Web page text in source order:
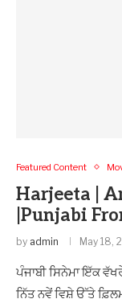
Featured Content
Harjeeta |
|Punjabi
by admin May 18,
ਪੰਜਾਬੀ ਸਿਨੇਮਾ ਇੱਕ
ਨਿੱਤ ਨਵੇਂ ਵਿਸ਼ੇ ਉੱਤੇ